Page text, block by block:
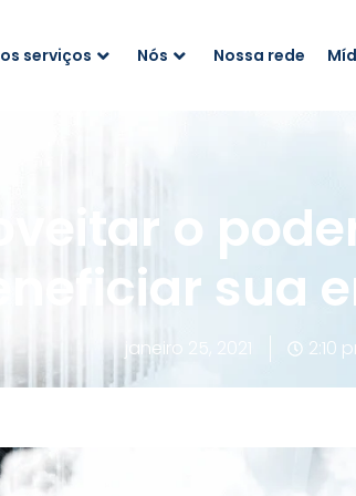
serviços Nós Nossa rede
o
sua
janeiro 25, 2021 2:10